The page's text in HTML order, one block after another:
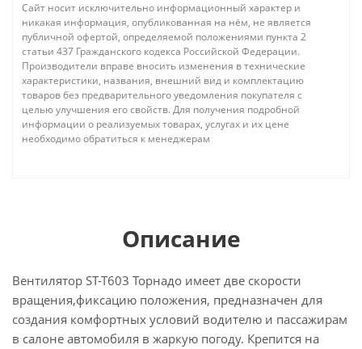
Сайт носит исключительно информационный характер и
никакая информация, опубликованная на нём, не является
публичной офертой, определяемой положениями пункта 2
статьи 437 Гражданского кодекса Российской Федерации.
Производители вправе вносить изменения в технические
характеристики, названия, внешний вид и комплектацию
товаров без предварительного уведомления покупателя с
целью улучшения его свойств. Для получения подробной
информации о реализуемых товарах, услугах и их цене
необходимо обратиться к менеджерам
Описание
Вентилятор ST-T603 Торнадо имеет две скорости
вращения,фиксацию положения, предназначен для
создания комфортных условий водителю и пассажирам
в салоне автомобиля в жаркую погоду. Крепится на